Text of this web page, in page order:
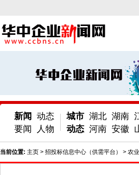
新闻
要闻
动态
人物
城市
动态
湖北 湖南
河南 安徽
当前位置: 主页 > 招投标信息中心（供需平台） > 农业